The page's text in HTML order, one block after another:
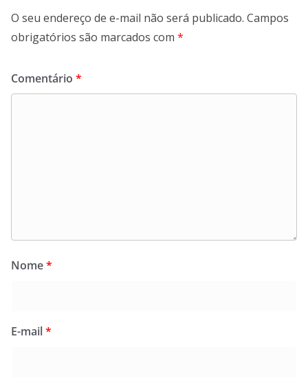
O seu endereço de e-mail não será publicado. Campos
obrigatórios são marcados com *
Comentário *
Nome*
E-mail*